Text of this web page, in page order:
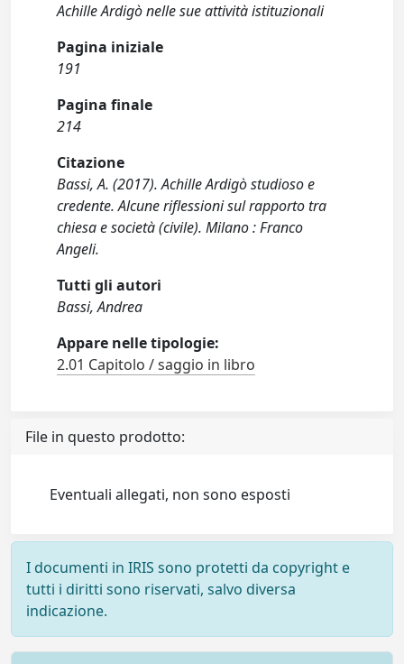
Achille Ardigò nelle sue attività istituzionali
Pagina iniziale
191
Pagina finale
214
Citazione
Bassi, A. (2017). Achille Ardigò studioso e
credente. Alcune riflessioni sul rapporto tra
chiesa e società (civile). Milano : Franco
Angeli.
Tutti gli autori
Bassi, Andrea
Appare nelle tipologie:
2.01 Capitolo / saggio in libro
File in questo prodotto:
Eventuali allegati, non sono esposti
I documenti in IRIS sono protetti da copyright e
tutti i diritti sono riservati, salvo diversa
indicazione.